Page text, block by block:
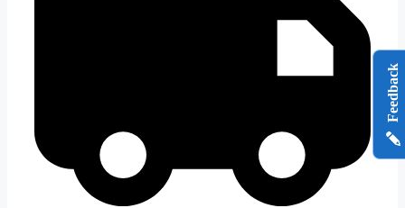
Feedback